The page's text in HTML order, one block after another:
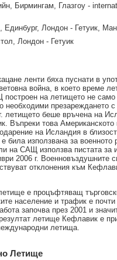
Бирмингам, Глазгоу -
Единбург, Лондон - Гетуик,
Лондон - Гетуик
ленти бяха пуснати в
война, в което време
на летището не само
необходими презареждането
летището беше връчена на
Въпреки това Американското
на Исландия в
била използвана за военното
на САЩ използва пистата за
2006 г. Военновъздушните
отклонения към
е процъфтяващ
население и трафик е
започва през 2001 и
летище Кефлавик е
летища.
Летище